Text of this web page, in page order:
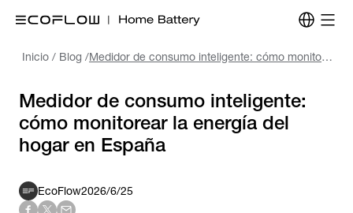
Inicio / Blog / Medidor de consumo inteligente: cómo monitorear la energía del hogar en España
Medidor de consumo inteligente:
cómo monitorear la energía del
hogar en España
EcoFlow2026/6/25